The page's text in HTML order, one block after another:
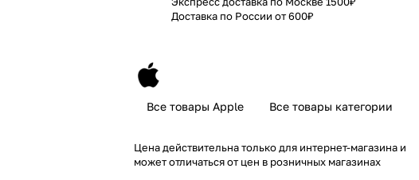
Доставка по России от 600₽
Все товары Apple Все товары категории
Цена действительна только для интернет-магазина и
может отличаться от цен в розничных магазинах